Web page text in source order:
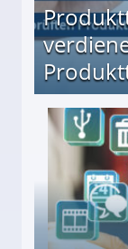
↻ Täglich neue